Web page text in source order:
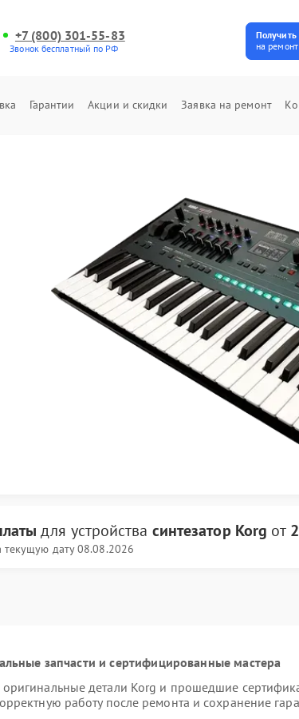
+7 (800) 301-55-83
Звонок бесплатный по РФ
на
Гарантии Акции и скидки Заявка на ремонт
для устройства синтезатор Korg от
текущую дату 08.08.2026
запчасти и сертифицированные мастера
оригинальные детали Korg и прошедшие
работу после ремонта и сохранение